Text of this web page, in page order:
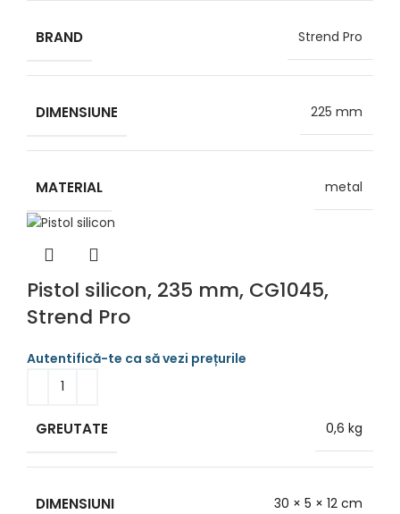
BRAND Strend Pro
DIMENSIUNE 225 mm
MATERIAL metal
Pistol silicon, 235 mm, CG1045,
Strend Pro
GREUTATE 0,6 kg
DIMENSIUNI 30 × 5 × 12 cm